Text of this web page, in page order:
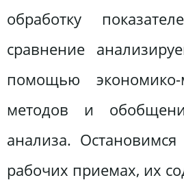
обработку
сравнение
помощью экономико-
методов и
анализа.
рабочих приемах, их